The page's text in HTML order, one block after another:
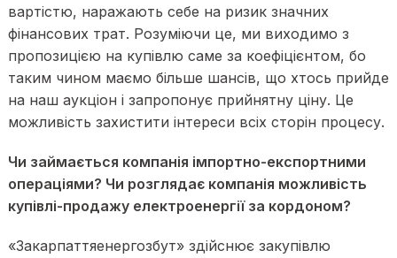
вартістю, наражають себе на ризик значних
фінансових трат. Розуміючи це, ми виходимо з
пропозицією на купівлю саме за коефіцієнтом, бо
таким чином маємо більше шансів, що хтось прийде
на наш аукціон і запропонує прийнятну ціну. Це
можливість захистити інтереси всіх сторін процесу.
Чи займається компанія імпортно-експортними
операціями? Чи розглядає компанія можливість
купівлі-продажу електроенергії за кордоном?
«Закарпаттяенергозбут» здійснює закупівлю